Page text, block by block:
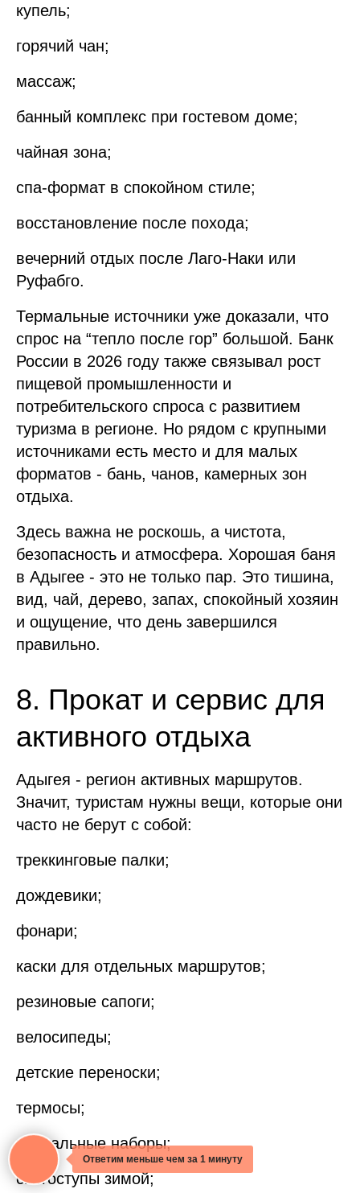
купель;
горячий чан;
массаж;
банный комплекс при гостевом доме;
чайная зона;
спа-формат в спокойном стиле;
восстановление после похода;
вечерний отдых после Лаго-Наки или
Руфабго.
Термальные источники уже доказали, что
спрос на “тепло после гор” большой. Банк
России в 2026 году также связывал рост
пищевой промышленности и
потребительского спроса с развитием
туризма в регионе. Но рядом с крупными
источниками есть место и для малых
форматов - бань, чанов, камерных зон
отдыха.
Здесь важна не роскошь, а чистота,
безопасность и атмосфера. Хорошая баня
в Адыгее - это не только пар. Это тишина,
вид, чай, дерево, запах, спокойный хозяин
и ощущение, что день завершился
правильно.
8. Прокат и сервис для
активного отдыха
Адыгея - регион активных маршрутов.
Значит, туристам нужны вещи, которые они
часто не берут с собой:
треккинговые палки;
дождевики;
фонари;
каски для отдельных маршрутов;
резиновые сапоги;
велосипеды;
детские переноски;
термосы;
мангальные наборы;
снегоступы зимой;
Ответим меньше чем за 1 минуту